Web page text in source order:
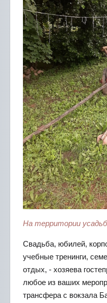
На территории
Свадьба, юбилей,
учебные тренинги,
отдых, - хозяева
любое из ваших
трансфера с вокзала